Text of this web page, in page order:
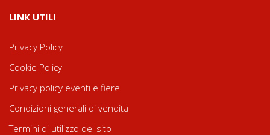
LINK UTILI
Privacy Policy
Cookie Policy
Privacy policy eventi e fiere
Condizioni generali di vendita
Termini di utilizzo del sito